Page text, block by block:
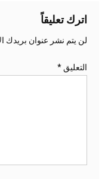
اترك تعليقاً
لن يتم نشر عنوان بريدك
التعليق *